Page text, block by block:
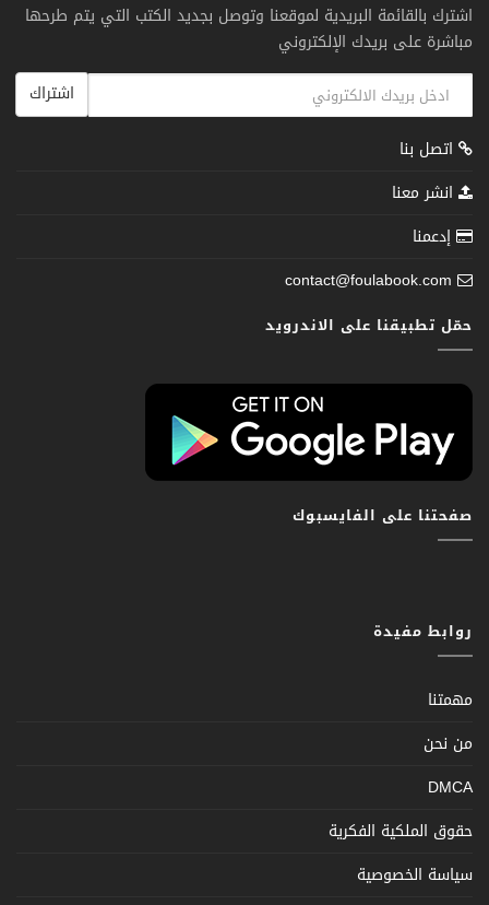
اشترك بالقائمة البريدية لموقعنا وتوصل بجديد الكتب التي يتم طرحها
مباشرة على بريدك الإلكتروني
اشتراك
اتصل بنا
انشر معنا
إدعمنا
contact@foulabook.com
حمّل تطبيقنا على الاندرويد
صفحتنا على الفايسبوك
روابط مفيدة
مهمتنا
من نحن
DMCA
حقوق الملكية الفكرية
سياسة الخصوصية